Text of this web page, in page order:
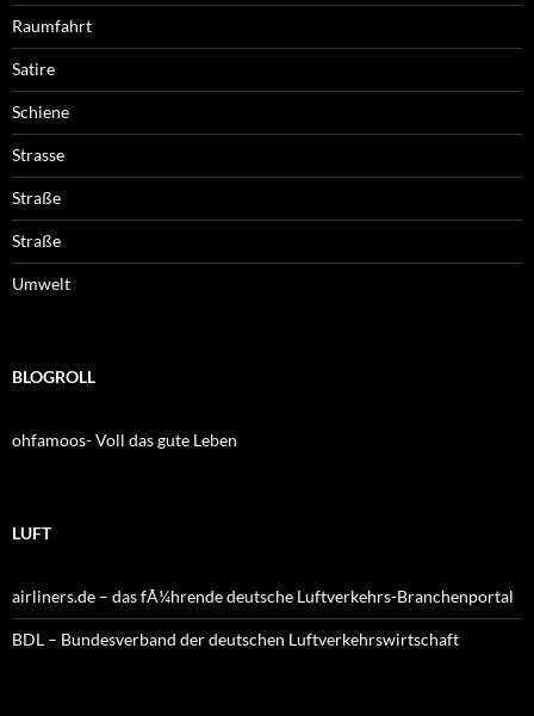
Raumfahrt
Satire
Schiene
Strasse
Straße
Straße
Umwelt
BLOGROLL
ohfamoos- Voll das gute Leben
LUFT
airliners.de – das fÃ¼hrende deutsche Luftverkehrs-Branchenportal
BDL – Bundesverband der deutschen Luftverkehrswirtschaft